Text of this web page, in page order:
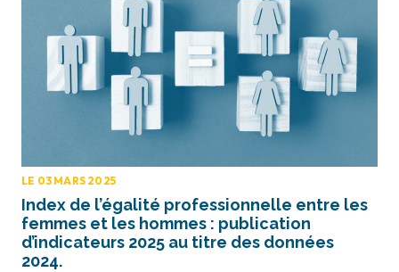
LE 03 MARS 2025
Index de l’égalité professionnelle entre les
femmes et les hommes : publication
d’indicateurs 2025 au titre des données
2024.